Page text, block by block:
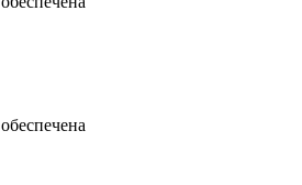
обеспечена